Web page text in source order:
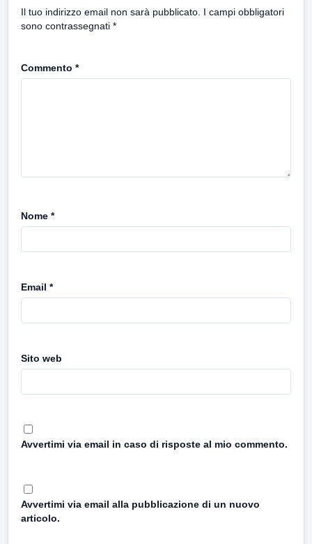
Il tuo indirizzo email non sarà pubblicato. I campi obbligatori
sono contrassegnati *
Commento *
Nome *
Email *
Sito web
Avvertimi via email in caso di risposte al mio commento.
Avvertimi via email alla pubblicazione di un nuovo
articolo.